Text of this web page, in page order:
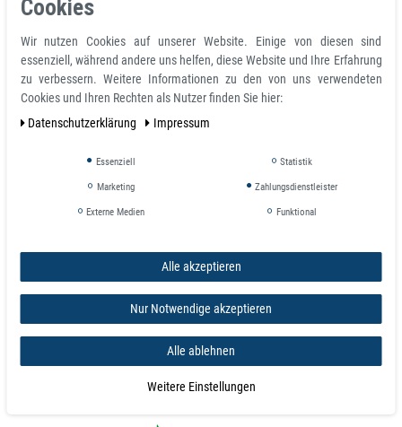
Klein, mittel und Große - extra stark
Form: Rund / Scheibe
Material: Neodym-Eisen-Bor (NdFeB)
Beschichtung: Nickel (vernickelt) oder Expoxid
Farbe: Nickel (bzw. Silber / Grau)
aller Art, Zaubertricks u.s.w.
SCHEIBEN MAGNETE?
Als Käufer von unseren Neodym-Magneten sind Sie für
ordnungsgemäße Verwendung der Magnete verantwortlich. Wir
übernehmen keine Haftung für Schäden die durch unsachgemässe
Verwendung/Benutzung der Magnete entstehen. Mit dem
Kaufabschluss nehmen Sie die Warnhinweise zur Kenntnis und
verpflichten sich diese zu befolgen.
Bitte Warnhinweise beachten!
Cookies
Wir nutzen Cookies auf unserer Website. Einige von diesen sind
essenziell, während andere uns helfen, diese Website und Ihre Erfahrung
zu verbessern. Weitere Informationen zu den von uns verwendeten
Cookies und Ihren Rechten als Nutzer finden Sie hier:
Daten­schutz­erklärung
Impressum
Essenziell Statistik
Marketing Zahlungsdienstleister
Externe Medien Funktional
Alle akzeptieren
Nur Notwendige akzeptieren
Alle ablehnen
Weitere Einstellungen